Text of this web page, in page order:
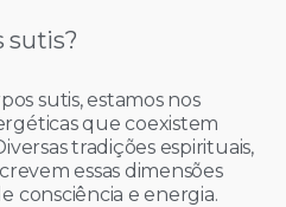
sutis?
sutis, estamos nos
que coexistem
tradições espirituais,
essas dimensões
consciência e energia.